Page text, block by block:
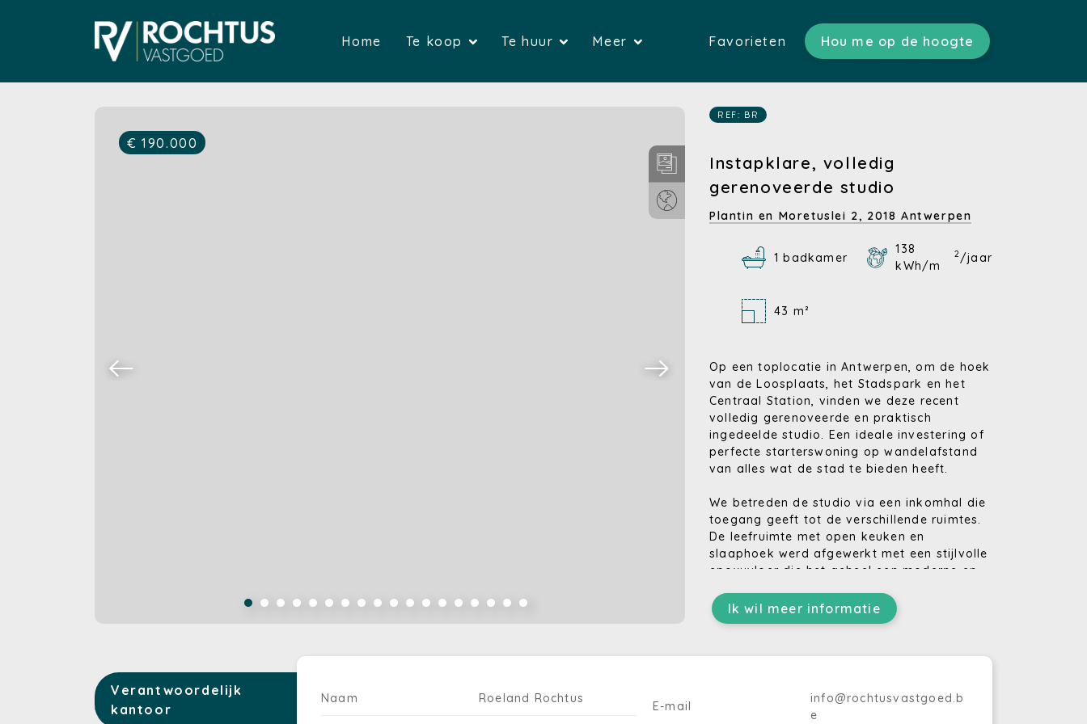
Home (Home)
Te koop (Te koop)
(Huizen)
(Bedrijfsvastgoed)
Te huur (Te huur)
(Huizen)
(Appartementen)
(Bedrijfsvastgoed)
Meer
(Gratis schatting)
(Over ons)
(Verkopen)
(Verhuren)
Favorieten Hou me op de hoogte
€ 190.000
REF: BR
Instapklare, volledig
gerenoveerde studio
Plantin en Moretuslei 2, 2018 Antwerpen
1 badkamer
138
kWh/m
2 /jaar
43 m²
Op een toplocatie in Antwerpen, om de hoek
van de Loosplaats, het Stadspark en het
Centraal Station, vinden we deze recent
volledig gerenoveerde en praktisch
ingedeelde studio. Een ideale investering of
perfecte starterswoning op wandelafstand
van alles wat de stad te bieden heeft.
We betreden de studio via een inkomhal die
toegang geeft tot de verschillende ruimtes.
De leefruimte met open keuken en
slaaphoek werd afgewerkt met een stijlvolle
epoxyvloer die het geheel een moderne en
De volledig geïnstalleerde keuken is
ingebouwde afwasmachine, koelkast,
functionaliteit weet te appreciëren.
Ik wil meer informatie
Verantwoordelijk
kantoor
Naam Roeland Rochtus
E-mail
info@rochtusvastgoed.b
e